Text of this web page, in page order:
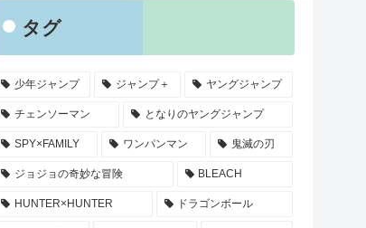
タグ
少年ジャンプ ジャンプ＋ ヤングジャンプ
チェンソーマン となりのヤングジャンプ
SPY×FAMILY ワンパンマン 鬼滅の刃
ジョジョの奇妙な冒険 BLEACH
HUNTER×HUNTER ドラゴンボール